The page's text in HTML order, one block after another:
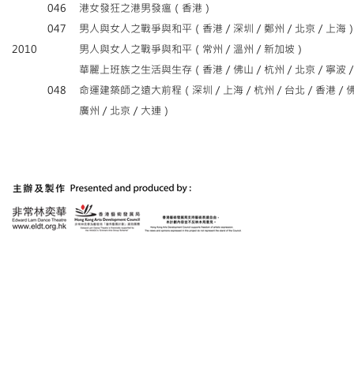
2010
046
047
048
港女發狂之港男發瘟（香港）
男人與女人之戰爭與和平（香港／深圳／鄭州／北京／上海
男人與女人之戰爭與和平（常州／溫州／新加坡）
華麗上班族之生活與生存（香港／佛山／杭州／北京／寧波
命運建築師之遠大前程（深圳／上海／杭州／台北／香港／
廣州／北京／大連）